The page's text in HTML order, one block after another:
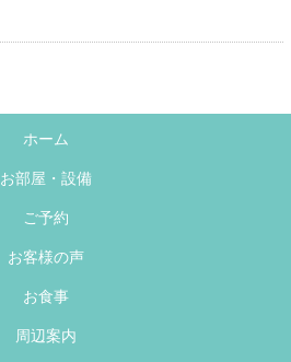
ホーム
お部屋・設備
ご予約
お客様の声
お食事
周辺案内